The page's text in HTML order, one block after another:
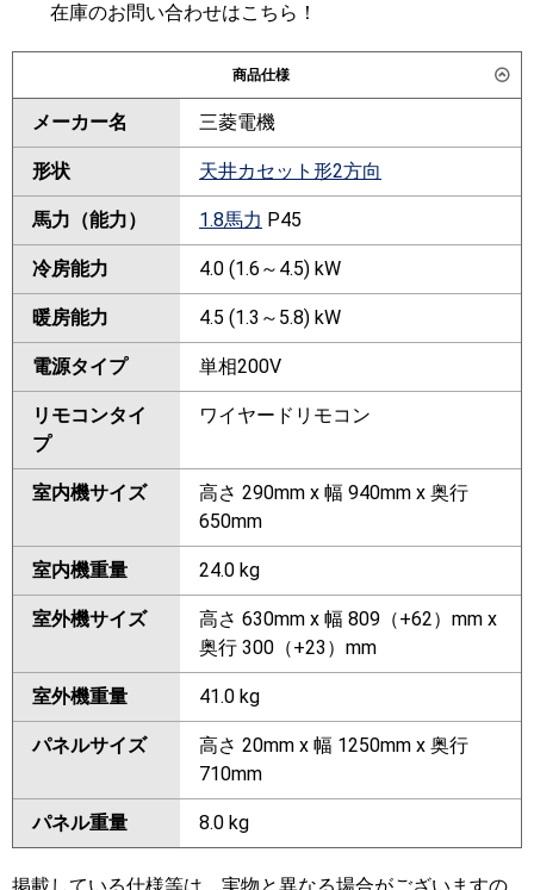
在庫のお問い合わせはこちら！
商品仕様
メーカー名 三菱電機
形状 天井カセット形2方向
馬力（能力） 1.8馬力 P45
冷房能力 4.0 (1.6～4.5) kW
暖房能力 4.5 (1.3～5.8) kW
電源タイプ 単相200V
リモコンタイ
プ
ワイヤードリモコン
室内機サイズ
高さ 290mm x 幅 940mm x 奥行
650mm
室内機重量 24.0 kg
室外機サイズ
高さ 630mm x 幅 809（+62）mm x
奥行 300（+23）mm
室外機重量 41.0 kg
パネルサイズ
高さ 20mm x 幅 1250mm x 奥行
710mm
パネル重量 8.0 kg
掲載している仕様等は、実物と異なる場合がございますの